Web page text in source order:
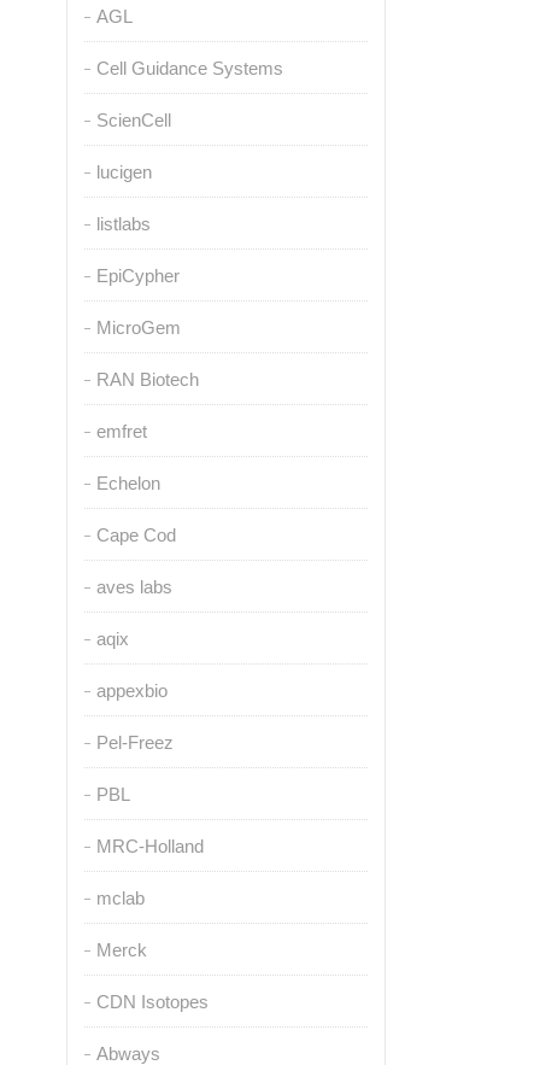
AGL
Cell Guidance Systems
ScienCell
lucigen
listlabs
EpiCypher
MicroGem
RAN Biotech
emfret
Echelon
Cape Cod
aves labs
aqix
appexbio
Pel-Freez
PBL
MRC-Holland
mclab
Merck
CDN Isotopes
Abways